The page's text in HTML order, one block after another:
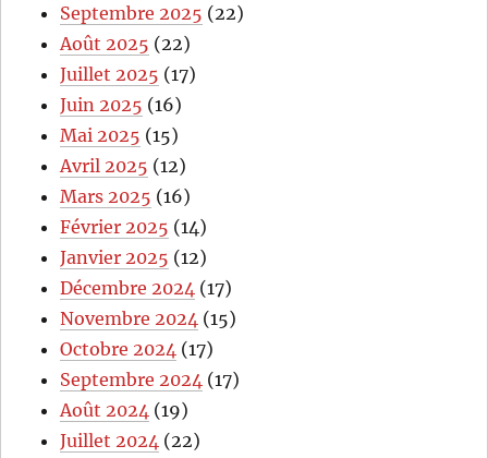
Septembre 2025 (22)
Août 2025 (22)
Juillet 2025 (17)
Juin 2025 (16)
Mai 2025 (15)
Avril 2025 (12)
Mars 2025 (16)
Février 2025 (14)
Janvier 2025 (12)
Décembre 2024 (17)
Novembre 2024 (15)
Octobre 2024 (17)
Septembre 2024 (17)
Août 2024 (19)
Juillet 2024 (22)